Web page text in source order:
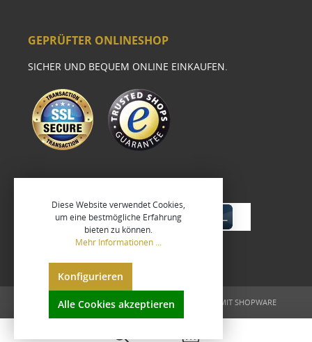
GEPRÜFTER ONLINESHOP
SICHER UND BEQUEM ONLINE EINKAUFEN.
UMGESETZT VONXEROGRAFIX GMBH REALISIERT MIT SHOPWARE
Diese Website verwendet Cookies,
um eine bestmögliche Erfahrung
bieten zu können.
Mehr Informationen ...
Konfigurieren
Alle Cookies akzeptieren